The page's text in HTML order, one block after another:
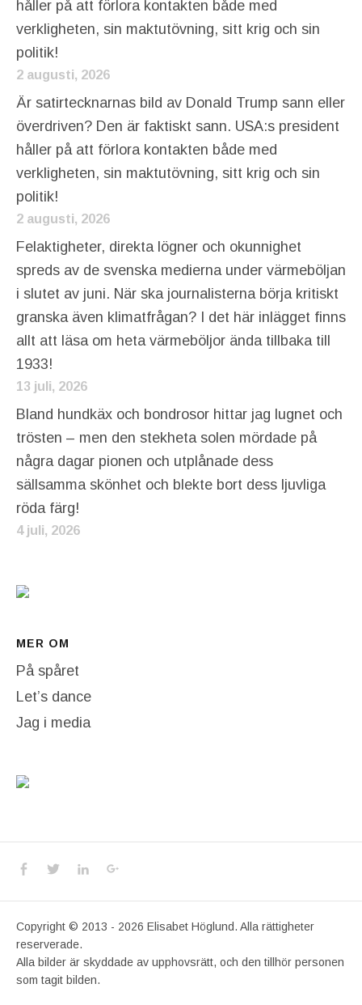
håller på att förlora kontakten både med
verkligheten, sin maktutövning, sitt krig och sin
politik!
2 augusti, 2026
Är satirtecknarnas bild av Donald Trump sann eller
överdriven? Den är faktiskt sann. USA:s president
håller på att förlora kontakten både med
verkligheten, sin maktutövning, sitt krig och sin
politik!
2 augusti, 2026
Felaktigheter, direkta lögner och okunnighet
spreds av de svenska medierna under värmeböljan
i slutet av juni. När ska journalisterna börja kritiskt
granska även klimatfrågan? I det här inlägget finns
allt att läsa om heta värmeböljor ända tillbaka till
1933!
13 juli, 2026
Bland hundkäx och bondrosor hittar jag lugnet och
trösten – men den stekheta solen mördade på
några dagar pionen och utplånade dess
sällsamma skönhet och blekte bort dess ljuvliga
röda färg!
4 juli, 2026
MER OM
På spåret
Let’s dance
Jag i media
Social Media Profiles
Facebook
TwitterLinkedIn
Copyright © 2013 - 2026 Elisabet Höglund. Alla rättigheter
reserverade.
Alla bilder är skyddade av upphovsrätt, och den tillhör personen
som tagit bilden.